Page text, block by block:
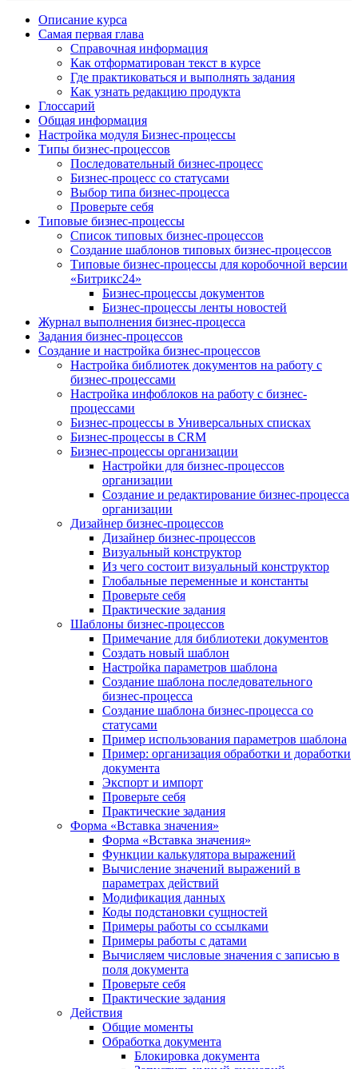
Описание курса
Самая первая глава
Справочная информация
Как отформатирован текст в курсе
Где практиковаться и выполнять задания
Как узнать редакцию продукта
Глоссарий
Общая информация
Настройка модуля Бизнес-процессы
Типы бизнес-процессов
Последовательный бизнес-процесс
Бизнес-процесс со статусами
Выбор типа бизнес-процесса
Проверьте себя
Типовые бизнес-процессы
Список типовых бизнес-процессов
Создание шаблонов типовых бизнес-процессов
Типовые бизнес-процессы для коробочной версии
«Битрикс24»
Бизнес-процессы документов
Бизнес-процессы ленты новостей
Журнал выполнения бизнес-процесса
Задания бизнес-процессов
Создание и настройка бизнес-процессов
Настройка библиотек документов на работу с
бизнес-процессами
Настройка инфоблоков на работу с бизнес-
процессами
Бизнес-процессы в Универсальных списках
Бизнес-процессы в CRM
Бизнес-процессы организации
Настройки для бизнес-процессов
организации
Создание и редактирование бизнес-процесса
организации
Дизайнер бизнес-процессов
Дизайнер бизнес-процессов
Визуальный конструктор
Из чего состоит визуальный конструктор
Глобальные переменные и константы
Проверьте себя
Практические задания
Шаблоны бизнес-процессов
Примечание для библиотеки документов
Создать новый шаблон
Настройка параметров шаблона
Создание шаблона последовательного
бизнес-процесса
Создание шаблона бизнес-процесса со
статусами
Пример использования параметров шаблона
Пример: организация обработки и доработки
документа
Экспорт и импорт
Проверьте себя
Практические задания
Форма «Вставка значения»
Форма «Вставка значения»
Функции калькулятора выражений
Вычисление значений выражений в
параметрах действий
Модификация данных
Коды подстановки сущностей
Примеры работы со ссылками
Примеры работы с датами
Вычисляем числовые значения с записью в
поля документа
Проверьте себя
Практические задания
Действия
Общие моменты
Обработка документа
Блокировка документа